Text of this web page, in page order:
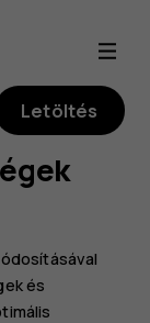
Letöltés
és